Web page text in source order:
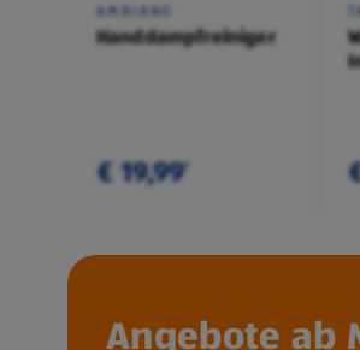
AMBIANO
Handdampfreiniger
€ 19,99¹
Angebote ab